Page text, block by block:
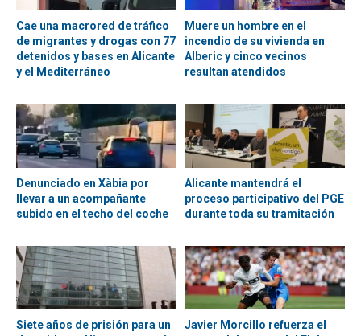
Cae una macrored de tráfico
de migrantes y drogas con 77
detenidos y bases en Alicante
y el Mediterráneo
Muere un hombre en el
incendio de su vivienda en
Alberic y cinco vecinos
resultan atendidos
Denunciado en Xàbia por
llevar a un acompañante
subido en el techo del coche
Alicante mantendrá el
proceso participativo del PGE
durante toda su tramitación
Siete años de prisión para un
Javier Morcillo refuerza el